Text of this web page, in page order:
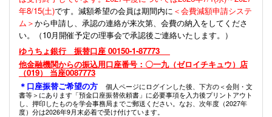
年8/15(土)です。減額希望の会員は期間内に ＜会費減額申請システ
ム＞から申請し、承認の連絡が来次第、会費の納入をしてくださ
い。（10月開催予定の理事会で承認後ご連絡いたします。）
ゆうちょ銀行 振替口座 00150-1-87773
他金融機関からの振込用口座番号：〇一九（ゼロイチキュウ）店
（019） 当座0087773
＊口座振替ご希望の方
個人ページにログインした後、下方の＜会則・文
書等＞にあります「預金口座振替依頼書」に必要事項を入力後プリントアウト
し、押印したものを学会事務局までご郵送ください。なお、次年度（2027年
度）分は2026年9月末必着で受け付けています。